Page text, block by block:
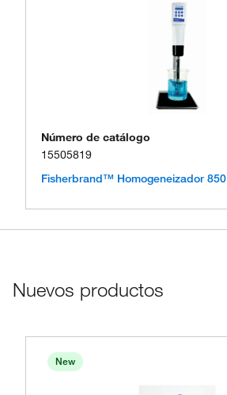
Número de catálogo
15505819
Fisherbrand™ Homogeneizador 850
Nuevos productos
New